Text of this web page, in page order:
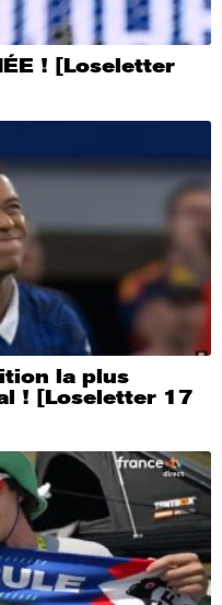
! [Loseletter
la plus
! [Loseletter 17